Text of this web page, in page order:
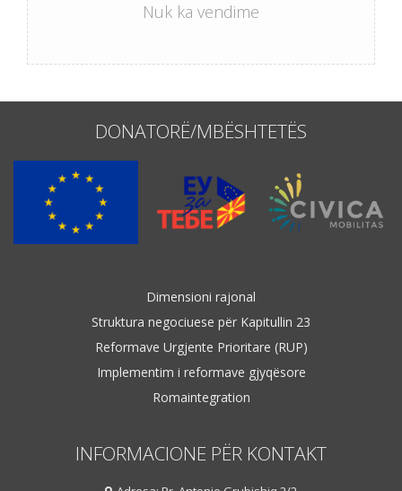
Nuk ka vendime
DONATORË/MBËSHTETËS
Dimensioni rajonal
Struktura negociuese për Kapitullin 23
Reformave Urgjente Prioritare (RUP)
Implementim i reformave gjyqësore
Romaintegration
INFORMACIONE PËR KONTAKT